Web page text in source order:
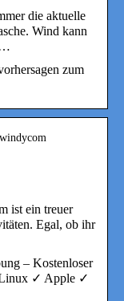
die aktuelle
Wind kann
…
zum
ist ein treuer
Egal, ob ihr
– Kostenloser
✓ Apple ✓